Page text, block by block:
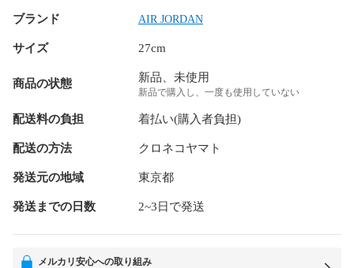
ブランド AIR JORDAN
サイズ 27cm
商品の状態 新品、未使用
新品で購入し、一度も使用していない
配送料の負担 着払い(購入者負担)
配送の方法 クロネコヤマト
発送元の地域 東京都
発送までの日数 2~3日で発送
メルカリ安心への取り組み